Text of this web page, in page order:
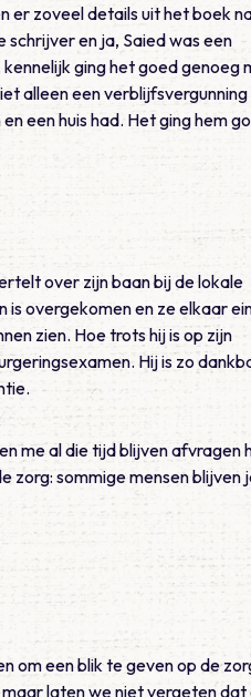
er zoveel details uit het boek
schrijver en ja, Saied was een
ging het goed genoeg
alleen een
een huis had. Het ging hem
over zijn baan bij de lokale
is overgekomen en ze elkaar
zien. Hoe trots hij is op zijn
Hij is zo
me al die tijd blijven afvragen
zorg: sommige mensen blijven
om een blik te geven op de
maar laten we niet vergeten